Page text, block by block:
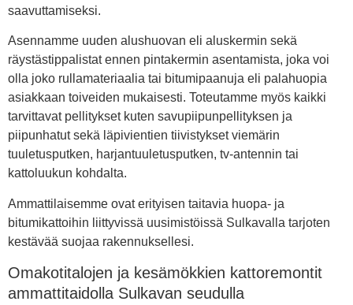
saavuttamiseksi.
Asennamme uuden alushuovan eli aluskermin sekä
räystästippalistat ennen pintakermin asentamista, joka voi
olla joko rullamateriaalia tai bitumipaanuja eli palahuopia
asiakkaan toiveiden mukaisesti. Toteutamme myös kaikki
tarvittavat pellitykset kuten savupiipunpellityksen ja
piipunhatut sekä läpivientien tiivistykset viemärin
tuuletusputken, harjantuuletusputken, tv-antennin tai
kattoluukun kohdalta.
Ammattilaisemme ovat erityisen taitavia huopa- ja
bitumikattoihin liittyvissä uusimistöissä Sulkavalla tarjoten
kestävää suojaa rakennuksellesi.
Omakotitalojen ja kesämökkien kattoremontit
ammattitaidolla Sulkavan seudulla